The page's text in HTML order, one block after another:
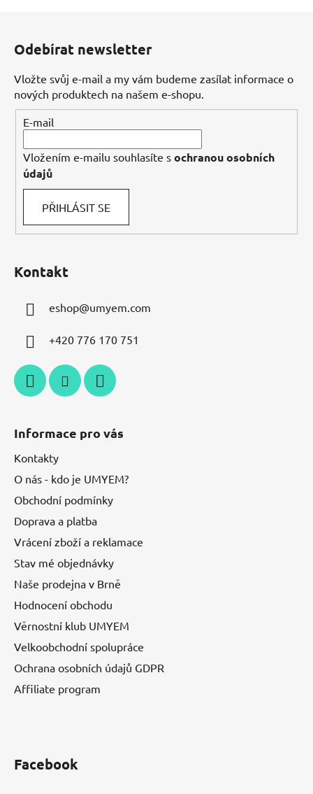
Odebírat newsletter
Vložte svůj e-mail a my vám budeme zasílat informace o
nových produktech na našem e-shopu.
E-mail
Vložením e-mailu souhlasíte s ochranou osobních
údajů
PŘIHLÁSIT SE
Kontakt
eshop@umyem.com
+420 776 170 751
Informace pro vás
Kontakty
O nás - kdo je UMYEM?
Obchodní podmínky
Doprava a platba
Vrácení zboží a reklamace
Stav mé objednávky
Naše prodejna v Brně
Hodnocení obchodu
Věrnostní klub UMYEM
Velkoobchodní spolupráce
Ochrana osobních údajů GDPR
Affiliate program
Facebook